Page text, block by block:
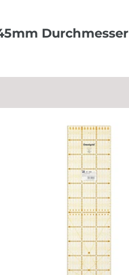
Durchmesser